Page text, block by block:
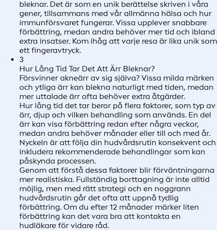
bleknar. Det är som en unik berättelse skriven i våra
gener, tillsammans med vår allmänna hälsa och hur
immunförsvaret fungerar. Vissa upplever snabbare
förbättring, medan andra behöver mer tid och ibland
extra insatser. Kom ihåg att varje resa är lika unik som
ett fingeravtryck.
3
Hur Lång Tid Tar Det Att Ärr Bleknar?
Försvinner akneärr av sig själva? Vissa milda märken
och ytliga ärr kan blekna naturligt med tiden, medan
mer uttalade ärr ofta behöver extra åtgärder.
Hur lång tid det tar beror på flera faktorer, som typ av
ärr, djup och vilken behandling som används. En del
ärr kan visa förbättring redan efter några veckor,
medan andra behöver månader eller till och med år.
Nyckeln är att följa din hudvårdsrutin konsekvent och
inkludera rekommenderade behandlingar som kan
påskynda processen.
Genom att förstå dessa faktorer blir förväntningarna
mer realistiska. Fullständig borttagning är inte alltid
möjlig, men med rätt strategi och en noggrann
hudvårdsrutin går det ofta att uppnå tydlig
förbättring. Om du efter 12 månader märker liten
förbättring kan det vara bra att kontakta en
hudläkare för vidare råd.